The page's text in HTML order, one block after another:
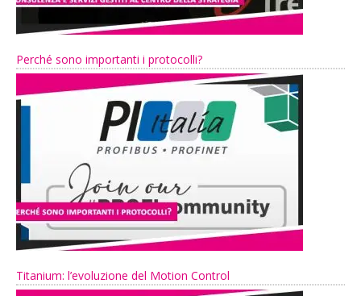
Perché sono importanti i protocolli?
Titanium: l’evoluzione del Motion Control